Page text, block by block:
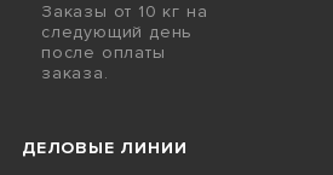
Заказы от 10 кг на
следующий день
после оплаты
заказа.
ДЕЛОВЫЕ ЛИНИИ